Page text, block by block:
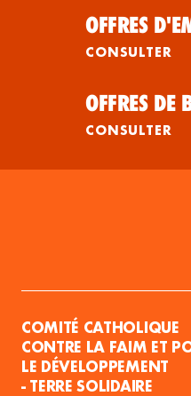
OFFRES
CONSULTER
OFFRES DE
CONSULTER
COMITÉ CATHOLIQUE
CONTRE LA FAIM ET
LE DÉVELOPPEMENT
- TERRE SOLIDAIRE